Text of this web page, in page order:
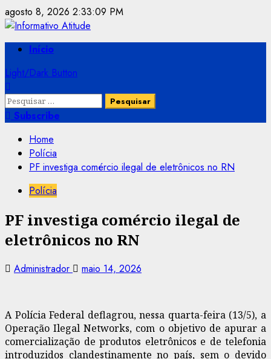
Skip
to
content
agosto 8, 2026 2:33:10 PM
PrimaryInício
Light/Dark Button
Pesquisar
por:Subscribe
Home
Polícia
PF investiga comércio ilegal de eletrônicos no RN
Polícia
PF investiga comércio ilegal de
eletrônicos no RN
Administrador maio 14, 2026
A Polícia Federal deflagrou, nessa quarta-feira (13/5), a
Operação Ilegal Networks, com o objetivo de apurar a
comercialização de produtos eletrônicos e de telefonia
introduzidos clandestinamente no país, sem o devido